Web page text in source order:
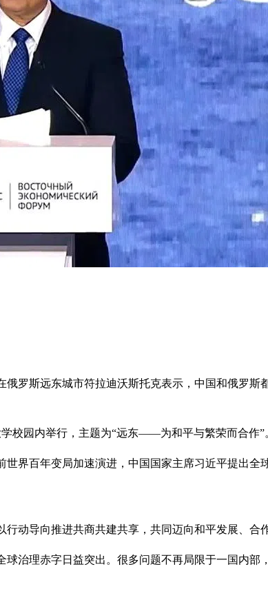
罗斯远东城市符拉迪沃斯托克表示，中国和俄罗
校园内举行，主题为“远东——为和平与繁荣而合作”
界百年变局加速演进，中国国家主席习近平提出
动导向推进共商共建共享，共同迈向和平发展、合
治理赤字日益突出。很多问题不再局限于一国内部